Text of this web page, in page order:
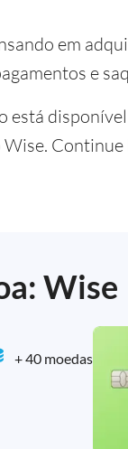
em
e
Wise
+ 40 moedas